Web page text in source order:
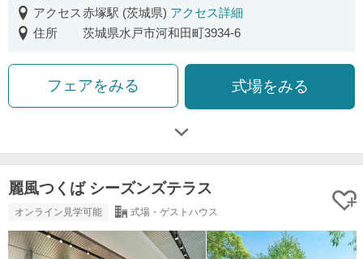
アクセス赤塚駅 (茨城県) アクセス詳細
住所
茨城県水戸市河和田町3934-6
フェアをみる 式場をみる
麗風つくば シーズンズテラス
オンライン見学可能 式場・ゲストハウス